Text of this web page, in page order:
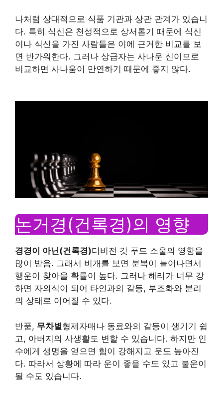
나처럼 상대적으로 식품 기관과 상관 관계가 있습니
다. 특히 식신은 천성적으로 상서롭기 때문에 식신
이나 식신을 가진 사람들은 이에 근거한 비교를 보
면 반가워한다. 그러나 상급자는 사나운 신이므로
비교하면 사나움이 만연하기 때문에 좋지 않다.
논거경(건록경)의 영향
경경이 아닌(건록경)디비전 갓 푸드 소울의 영향을
많이 받음. 그래서 비개를 보면 분복이 늘어나면서
행운이 찾아올 확률이 높다. 그러나 해리가 너무 강
하면 자의식이 되어 타인과의 갈등, 부조화와 분리
의 상태로 이어질 수 있다.
반품, 무차별형제자매나 동료와의 갈등이 생기기 쉽
고, 아버지의 사생활도 변할 수 있습니다. 하지만 인
수에게 생명을 얻으면 힘이 강해지고 운도 높아진
다. 따라서 상황에 따라 운이 좋을 수도 있고 불운이
될 수도 있습니다.